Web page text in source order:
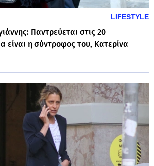
LIFESTYLE
Παντρεύεται στις 20
είναι η σύντροφος του, Κατερίνα